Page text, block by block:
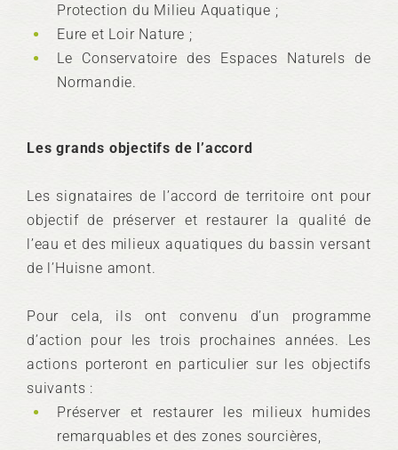
Protection du Milieu Aquatique ;
Eure et Loir Nature ;
Le Conservatoire des Espaces Naturels de
Normandie.
Les grands objectifs de l’accord
Les signataires de l’accord de territoire ont pour
objectif de préserver et restaurer la qualité de
l’eau et des milieux aquatiques du bassin versant
de l’Huisne amont.
Pour cela, ils ont convenu d’un programme
d’action pour les trois prochaines années. Les
actions porteront en particulier sur les objectifs
suivants :
Préserver et restaurer les milieux humides
remarquables et des zones sourcières,